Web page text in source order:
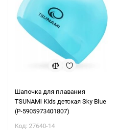
Шапочка для плавания
TSUNAMI Kids детская Sky Blue
(P-5905973401807)
Код: 27640-14